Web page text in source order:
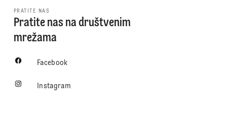
PRATITE NAS
Pratite nas na društvenim
mrežama
Facebook
Instagram